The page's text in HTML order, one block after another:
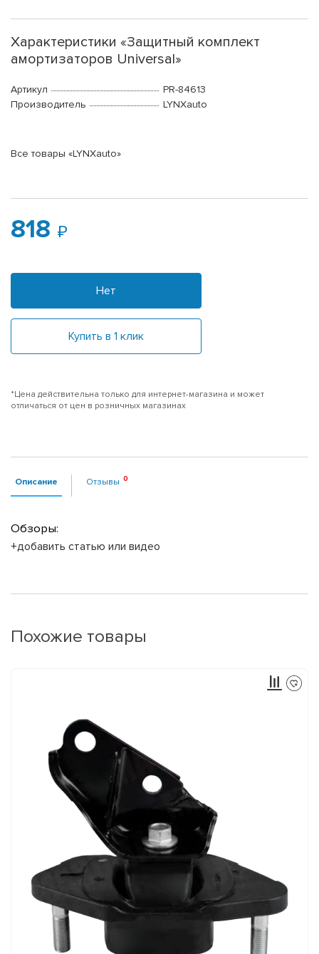
Характеристики «Защитный комплект
амортизаторов Universal»
Артикул
PR-84613
Производитель
LYNXauto
Все товары «LYNXauto»
818
Нет
Купить в 1 клик
*Цена действительна только для интернет-магазина и может
отличаться от цен в розничных магазинах
Описание Отзывы
Обзоры:
+добавить статью или видео
Похожие товары